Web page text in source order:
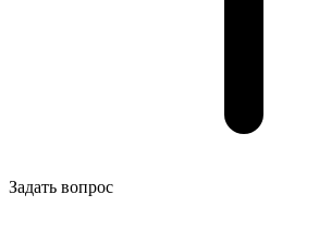
Задать вопрос